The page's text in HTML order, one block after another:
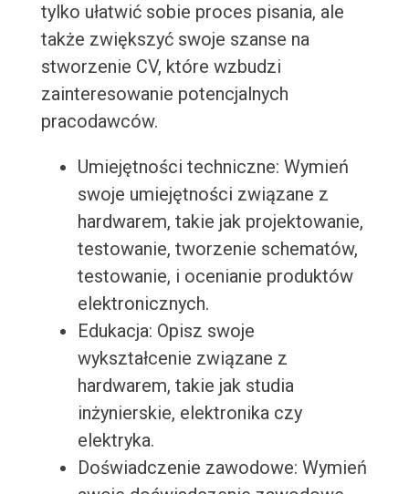
tylko ułatwić sobie proces pisania, ale
także zwiększyć swoje szanse na
stworzenie CV, które wzbudzi
zainteresowanie potencjalnych
pracodawców.
Umiejętności techniczne: Wymień
swoje umiejętności związane z
hardwarem, takie jak projektowanie,
testowanie, tworzenie schematów,
testowanie, i ocenianie produktów
elektronicznych.
Edukacja: Opisz swoje
wykształcenie związane z
hardwarem, takie jak studia
inżynierskie, elektronika czy
elektryka.
Doświadczenie zawodowe: Wymień